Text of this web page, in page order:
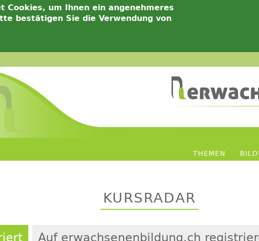
Cookies, um Ihnen ein angenehmeres
bestätigen Sie die Verwendung von
THEMEN
KURSRADAR
Auf erwachsenenbildung.ch